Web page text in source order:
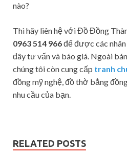
nào?
Thì hãy liên hệ với Đồ Đồng
0963 514 966để được các
đây tư vấn và báo giá. Ngoài
chúng tôi còn cung cấp tranh
đồng mỹ nghệ, đồ thờ bằng
nhu cầu của bạn.
RELATED POSTS